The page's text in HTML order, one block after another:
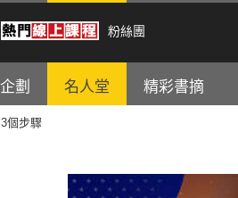
粉絲團
劃 名人堂 精彩書摘
個步驟